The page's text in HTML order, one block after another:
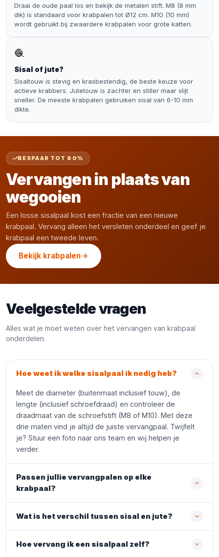
Draai de oude paal los en bekijk de metalen stift. M8 (8 mm
dik) is standaard voor krabpalen tot Ø12 cm. M10 (10 mm)
wordt gebruikt bij zwaardere krabpalen voor grote katten.
🧶
Sisal of jute?
Sisaltouw is stevig en krasbestendig, de beste keuze voor
actieve krabbers. Jutetouw is zachter en stiller maar slijt
sneller. De meeste krabpalen gebruiken sisal van 6-10 mm
dikte.
BESPAAR TOT 80%
Vervangen in plaats van
wegooien
Een losse sisalpaal kost een fractie van een nieuwe
krabpaal. Vervang alleen het versleten onderdeel en geef je
krabpaal een tweede leven.
Bekijk krabpalen
Veelgestelde vragen
Alles wat je moet weten over het vervangen van krabpaal
onderdelen.
Hoe weet ik welke sisalpaal ik nodig heb?
Meet de diameter (buitenmaat inclusief touw), de
lengte (inclusief schroefdraad) en controleer de
draadmaat van de schroefstift (M8 of M10). Met deze
drie maten vind je altijd de juiste vervangpaal. Twijfelt
je? Stuur een foto naar ons team en wij helpen je
verder.
Passen jullie vervangpalen op elke
krabpaal?
Wat is het verschil tussen sisal en jute?
Hoe vervang ik een sisalpaal zelf?